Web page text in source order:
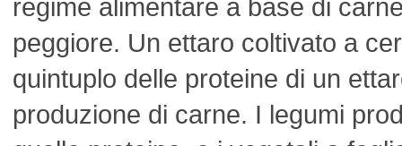
regime alimentare a base di
peggiore. Un ettaro coltivato a
quintuplo delle proteine di un
produzione di carne. I legumi